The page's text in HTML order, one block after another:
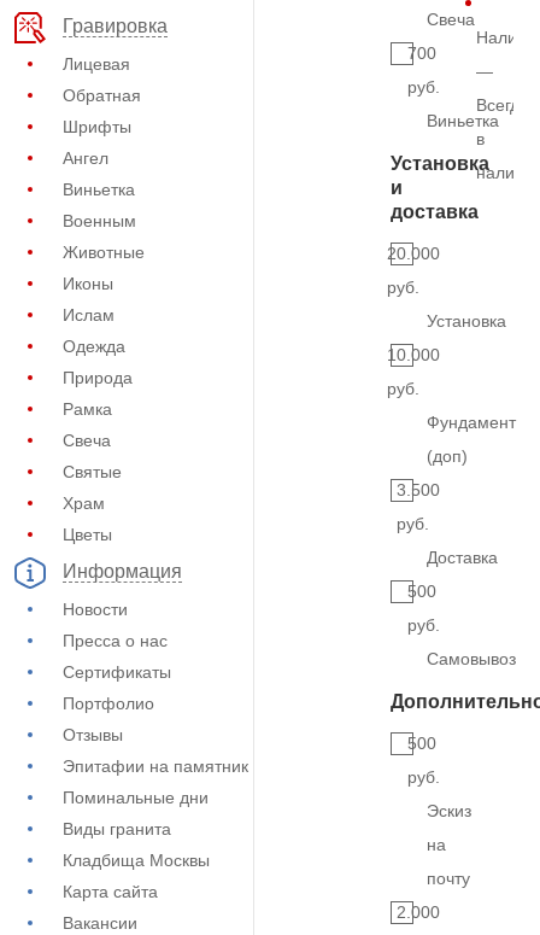
Гравировка
Лицевая
Обратная
Шрифты
Ангел
Виньетка
Военным
Животные
Иконы
Ислам
Одежда
Природа
Рамка
Свеча
Святые
Храм
Цветы
Информация
Новости
Пресса о нас
Сертификаты
Портфолио
Отзывы
Эпитафии на памятник
Поминальные дни
Виды гранита
Кладбища Москвы
Карта сайта
Вакансии
Свеча
700
руб.
Виньетка
Установка
и
доставка
20.000
руб.
Установка
10.000
руб.
Фундамент
(доп)
3.500
руб.
Доставка
500
руб.
Самовывоз
500
руб.
Эскиз
на
почту
2.000
—
Всегда
в